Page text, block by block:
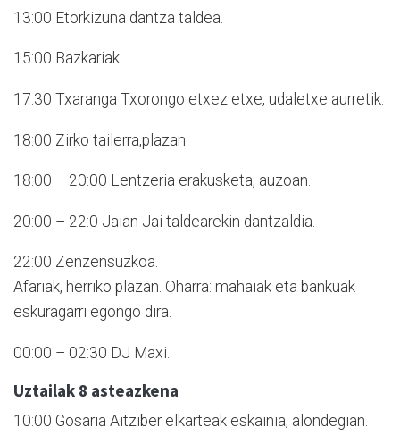
13:00 Etorkizuna dantza taldea.
15:00 Bazkariak.
17:30 Txaranga Txorongo etxez etxe, udaletxe aurretik.
18:00 Zirko tailerra,plazan.
18:00 – 20:00 Lentzeria erakusketa, auzoan.
20:00 – 22:0 Jaian Jai taldearekin dantzaldia.
22:00 Zenzensuzkoa.
Afariak, herriko plazan. Oharra: mahaiak eta bankuak
eskuragarri egongo dira.
00:00 – 02:30 DJ Maxi.
Uztailak 8 asteazkena
10:00 Gosaria Aitziber elkarteak eskainia, alondegian.